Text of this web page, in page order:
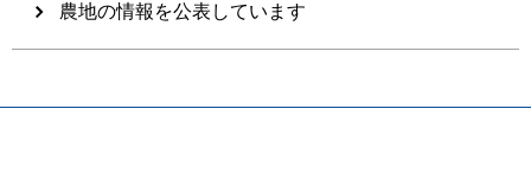
農地の情報を公表しています